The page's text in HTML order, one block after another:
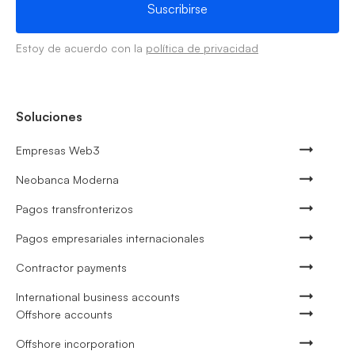
Estoy de acuerdo con la política de privacidad
Soluciones
Empresas Web3
Neobanca Moderna
Pagos transfronterizos
Pagos empresariales internacionales
Contractor payments
International business accounts
Offshore accounts
Offshore incorporation